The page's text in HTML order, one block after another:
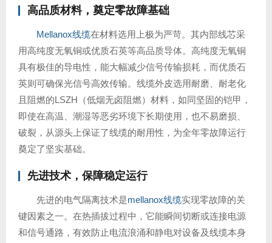
高品质材料，奠定零故障基础
Mellanox线缆在材料选用上极为严苛。其内部线芯采
用高纯度无氧铜或优质石英等高品质导体。高纯度无氧铜
具有极佳的导电性，能大幅减少信号传输损耗，而优质石
英则可确保光信号高效传输。线缆外皮选用耐磨、耐老化
且阻燃的LSZH（低烟无卤阻燃）材料，如同坚固的铠甲，
即使在高温、潮湿等恶劣环境下长期使用，也不易磨损、
破裂，从源头上保证了线缆的耐用性，为全年零故障运行
奠定了坚实基础。
先进技术，保障稳定运行
先进的电气隔离技术是mellanox线缆实现零故障的关
键因素之一。在热插拔过程中，它能瞬间切断或连接电源
和信号通路，有效防止电流浪涌和静电对设备及线缆本身